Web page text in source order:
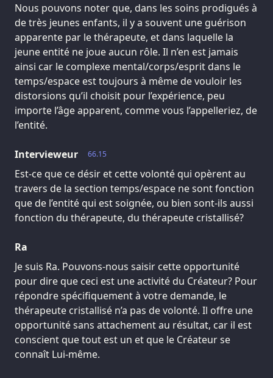
Nous pouvons noter que, dans les soins prodigués à
de très jeunes enfants, il y a souvent une guérison
apparente par le thérapeute, et dans laquelle la
jeune entité ne joue aucun rôle. Il n’en est jamais
ainsi car le complexe mental/corps/esprit dans le
temps/espace est toujours à même de vouloir les
distorsions qu’il choisit pour l’expérience, peu
importe l’âge apparent, comme vous l’appelleriez, de
l’entité.
66.15
Intervieweur
Est-ce que ce désir et cette volonté qui opèrent au
travers de la section temps/espace ne sont fonction
que de l’entité qui est soignée, ou bien sont-ils aussi
fonction du thérapeute, du thérapeute cristallisé?
Ra
Je suis Ra. Pouvons-nous saisir cette opportunité
pour dire que ceci est une activité du Créateur? Pour
répondre spécifiquement à votre demande, le
thérapeute cristallisé n’a pas de volonté. Il offre une
opportunité sans attachement au résultat, car il est
conscient que tout est un et que le Créateur se
connaît Lui-même.